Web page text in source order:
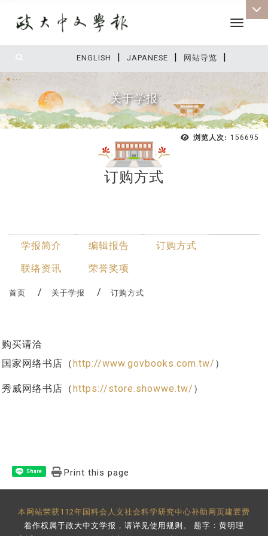
ENGLISH | JAPANESE | 网站导览 |
Toggle
关于学报
浏览人次: 156695
订购方式
学报简介 编辑报告
订购方式
联络资讯
荣誉奖项
首页 关于学报 订购方式
购买请洽
国家网络书店（http://www.govbooks.com.tw/ ）
秀威网络书店（https://store.showwe.tw/ ）
Share Print this page
本网站荣获112年国科会人文社会科学研究中心补助网页建置费
着作权属于政大中文学报，请详见使用规则 。 题字：黄明理